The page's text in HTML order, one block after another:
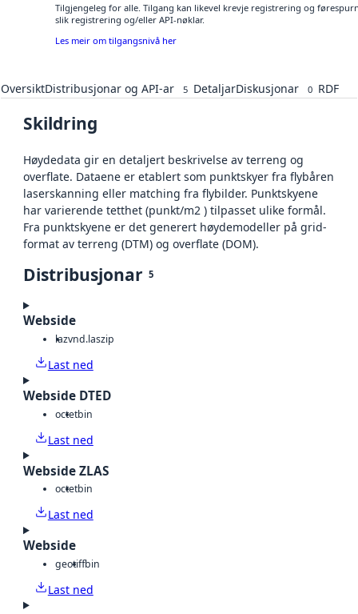
Tilgjengeleg for alle. Tilgang kan likevel krevje registrering og
slik registrering og/eller API-nøklar.
Les meir om tilgangsnivå her
OversiktDistribusjonar og API-ar 5 DetaljarDiskusjonar 0 RDF
Skildring
Høydedata gir en detaljert beskrivelse av terreng og
overflate. Dataene er etablert som punktskyer fra flybåren
laserskanning eller matching fra flybilder. Punktskyene
har varierende tetthet (punkt/m2 ) tilpasset ulike formål.
Fra punktskyene er det generert høydemodeller på grid-
format av terreng (DTM) og overflate (DOM).
Distribusjonar 5
Webside
lazvnd.laszip
Last ned
Webside DTED
octetbin
Last ned
Webside ZLAS
octetbin
Last ned
Webside
geotiffbin
Last ned